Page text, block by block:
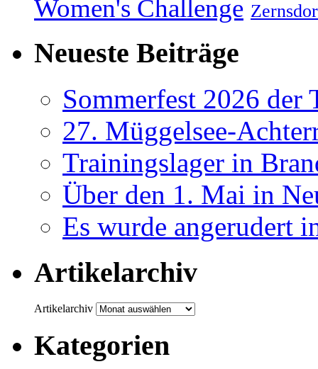
Women's Challenge
Neueste Beiträge
Sommerfest 2026 der
27. Müggelsee-
Trainingslager in
Über den 1. Mai in
Es wurde angerudert
Artikelarchiv
Artikelarchiv
Kategorien